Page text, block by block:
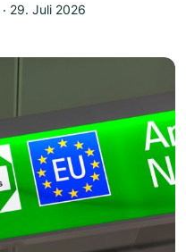
‧ 29. Juli 2026